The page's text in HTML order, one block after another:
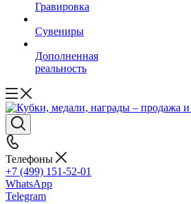
Гравировка
Сувениры
Дополненная
реальность
Телефоны
+7 (499) 151-52-01
WhatsApp
Telegram